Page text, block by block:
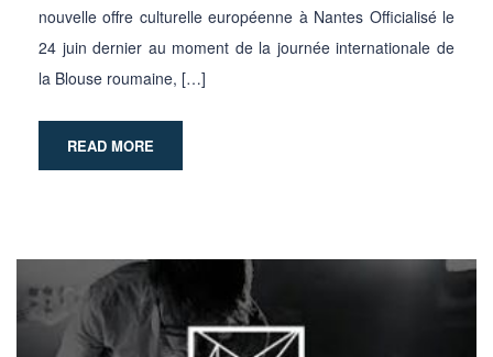
nouvelle offre culturelle européenne à Nantes Officialisé le
24 juin dernier au moment de la journée internationale de
la Blouse roumaine, […]
READ MORE